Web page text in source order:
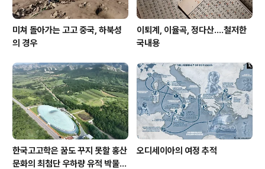
미쳐 돌아가는 고고 중국, 하북성
의 경우
이퇴계, 이율곡, 정다산....철저한
국내용
한국고고학은 꿈도 꾸지 못할 홍산
문화의 최첨단 우하량 유적 박물관
오디세이아의 여정 추적